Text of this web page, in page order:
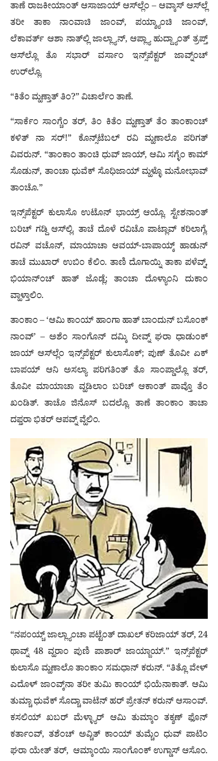
ತಾಣೆ ರಾಜಕೀಯಾಂತ್ ಆಸಾಜಾಯ್ ಆಸ್‌ಲ್ಲೆಂ – ಆವ್ಕಾಸ್ ಆಸ್‌ಲ್ಲೆ
ತರೀ ತಾಕಾ ನಾಂವಾಚಿ ಜಾಂವ್, ಪಯ್ಶ್ಯಾಂಚಿ ಜಾಂವ್,
ಲೆಕಾವರ್ತ್ ಆಶಾ ನಾತ್‌ಲ್ಲಿ ಜಾಲ್ಲ್ಯಾನ್, ಆಪ್ಲ್ಯಾ ಹುದ್ದ್ಯಾಂತ್‌ ತ್ರಪ್ತ್‌
ಆಸ್‌ಲ್ಲೊ ತೊ ಸಭಾರ್ ವರ್ಸಾಂ ಇನ್ಸ್‌ಪೆಕ್ಟರ್ ಜಾವ್ನ್‌ಂಚ್
ಉರ್‌ಲ್ಲೊ.
“ಕಿತೆಂ ಮ್ಹಣ್ತಾತ್ ತಿಂ?” ವಿಚಾರ್ಲೆಂ ತಾಣೆ.
“ಸಾರ್ಕೆಂ ಸಾಂಗ್ಚೆಂ ತರ್, ತಿಂ ಕಿತೆಂ ಮ್ಹಣ್ತಾತ್ ತೆಂ ತಾಂಕಾಂಚ್
ಕಳಿತ್ ನಾ ಸರ್!” ಕೊನ್ಸ್‌ಟೆಬಲ್ ರವಿ ಮ್ಹಣಾಲೊ ಪರಿಗತ್
ವಿವರುನ್. “ತಾಂಕಾಂ ತಾಂಚಿ ಧುವ್ ಜಾಯ್, ಆಮಿ ಸಗ್ಳೆಂ ಕಾಮ್
ಸೊಡುನ್, ತಾಂಚಾ ಧುವೆಕ್ ಸೊಧಿಜಾಯ್ ಮ್ಹಳ್ಳೊ ಮನೋಭಾವ್
ತಾಂಚೊ.”
ಇನ್ಸ್‌ಪೆಕ್ಟರ್ ಕುಲಾಸೊ ಉಟೊನ್ ಭಾಯ್ರ್ ಆಯ್ಲೊ. ಸ್ಟೇಶನಾಂತ್
ಬರಿಚ್ ಗಡ್ದಿ ಆಸ್‌ಲ್ಲಿ. ತಾಚೆ ದೊಳೆ ರವಿಚೊ ಪಾಟ್ಲಾವ್ ಕರಿಲಾಗ್ಲೆ.
ರವಿನ್ ವಚೊನ್, ಮಾಯಾಚಾ ಆವಯ್-ಬಾಪಾಯ್ಕ್ ಹಾಡುನ್
ತಾಚೆ ಮುಖಾರ್ ಉಬಿಂ ಕೆಲಿಂ. ತಾಣಿ ದೊಗಾಯ್ನಿ ತಾಕಾ ಪಳೆವ್ನ್,
ಭಿಯಾನ್ಂಚ್ ಹಾತ್ ಜೊಡ್ಲೆ; ತಾಂಚಾ ದೊಳ್ಯಾಂನಿ ದುಕಾಂ
ವ್ಹಾಳ್ತಾಲಿಂ.
ತಾಂಕಾಂ – ‘ಆಮಿ ಕಾಂಯ್ ಹಾಂಗಾ ಹಾತ್ ಬಾಂದುನ್ ಬಸೊಂಕ್
ನಾಂವ್’ – ಅಶೆಂ ಸಾಂಗೊನ್ ದಮ್ಕಿ ದೀವ್ನ್ ಘರಾ ಧಾಡುಂಕ್
ಜಾಯ್ ಆಸ್‌ಲ್ಲೆಂ ಇನ್ಸ್‌ಪೆಕ್ಟರ್ ಕುಲಾಸೊಕ್; ಪುಣ್ ತೊವೀ ಏಕ್
ಬಾಪಯ್ ಆನಿ ಅಸಲ್ಯಾ ಪರಿಗತಿಂತ್ ತೊ ಸಾಂಪ್ಡಾಲ್ಲೊ ತರ್,
ತೊವೀ ಮಾಯಾಚಾ ವ್ಹಡಿಲಾಂ ಬರಿಚ್ ಆಕಾಂತ್ ಪಾವ್ತೊ ತೆಂ
ಖಂಡಿತ್. ತಾಚೊ ಜಿನೊಸ್ ಬದಲ್ಲೊ. ತಾಣೆ ತಾಂಕಾಂ ತಾಚಾ
ದಫ್ತರಾ ಭಿತರ್ ಆಪವ್ನ್ ವ್ಹೆಲಿಂ.
“ನಪಂಯ್ಚ್ ಜಾಲ್ಲ್ಯಾಂಚಾ ಪಟ್ಟೆಂತ್ ದಾಖಲ್ ಕರಿಜಾಯ್ ತರ್, 24
ಥಾವ್ನ್ 48 ವ್ಹರಾಂ ಪುಣಿ ಪಾಶಾರ್ ಜಾಯ್ಜಾಯ್.” ಇನ್ಸ್‌ಪೆಕ್ಟರ್
ಕುಲಾಸೊ ಮ್ಹಣಾಲೊ ತಾಂಕಾಂ ಸಮಧಾನ್‌ ಕರುನ್. “ತಿತ್ಲೊ ವೇಳ್
ಎದೊಳ್ ಜಾಂವ್ಕ್‌ನಾ ತರೀ ತುಮಿ ಕಾಂಯ್ ಭಿಯೆನಾಕಾತ್. ಆಮಿ
ತುಮ್ಚಾ ಧುವೆಕ್ ಸೊದ್ಚಾ ವಾಟೆನ್ ಹರ್ ಪ್ರೇತನ್ ಕರುನ್‌ ಆಸಾಂವ್.
ಕಸಲಿಯ್ ಖಬರ್ ಮೆಳ್ಳ್ಯಾರ್ ಆಮಿ ತುಮ್ಕಾಂ ತಕ್ಶಣ್ ಫೊನ್
ಕರ್ತಾಂವ್, ತಶೆಂಚ್ ಅವ್ಚಿತ್ ಕಾಂಯ್ ತುಮ್ಚೆಂ ಧುವ್ ಪಾಟಿಂ
ಘರಾ ಯೇತ್ ತರ್, ಆಮ್ಕಾಂಯಿ ಸಾಂಗೊಂಕ್ ಉಗ್ಡಾಸ್ ಆಸೊಂ.